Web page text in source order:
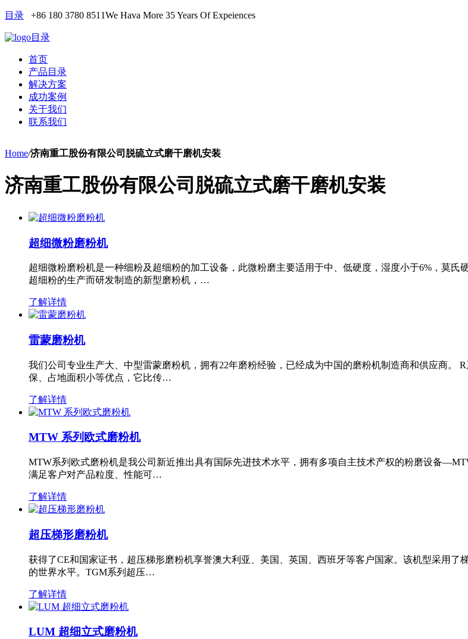
目录 +86 180 3780 8511We Hava More 35 Years Of Expeiences
目录
首页
产品目录
解决方案
成功案例
关于我们
联系我们
Home/济南重工股份有限公司脱硫立式磨干磨机安装
济南重工股份有限公司脱硫立式磨干磨机安装
超细微粉磨粉机
超细微粉磨粉机是一种细粉及超细粉的加工设备，此微粉磨主要适用于中、低硬度，湿度小于6%，莫
超细粉的生产而研发制造的新型磨粉机，…
了解详情
雷蒙磨粉机
我们公司专业生产大、中型雷蒙磨粉机，拥有22年磨粉经验，已经成为中国的磨粉机制造商和供应商。
保、占地面积小等优点，它比传…
了解详情
MTW 系列欧式磨粉机
MTW系列欧式磨粉机是我公司新近推出具有国际先进技术水平，拥有多项自主技术产权的粉磨设备
满足客户对产品粒度、性能可…
了解详情
超压梯形磨粉机
获得了CE和国家证书，超压梯形磨粉机享誉澳大利亚、美国、英国、西班牙等客户国家。该机型采用
的世界水平。TGM系列超压…
了解详情
LUM 超细立式磨粉机